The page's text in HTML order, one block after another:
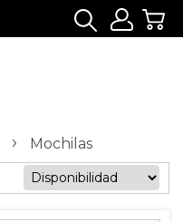
›
Mochilas